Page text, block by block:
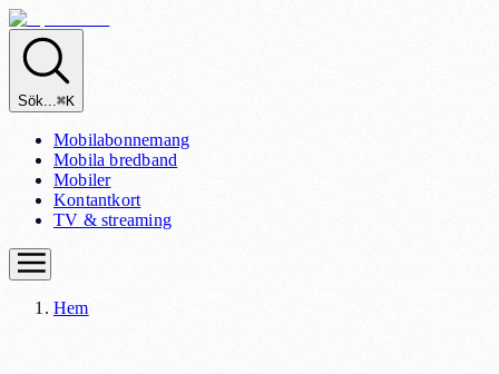
Sök...⌘K
Mobilabonnemang
Mobila bredband
Mobiler
Kontantkort
TV & streaming
Hem